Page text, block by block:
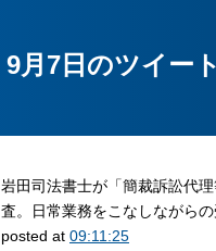
9月7日のツイート
岩田司法書士が「簡裁訴訟代
査。日常業務をこなしながら
posted at 09:11:25